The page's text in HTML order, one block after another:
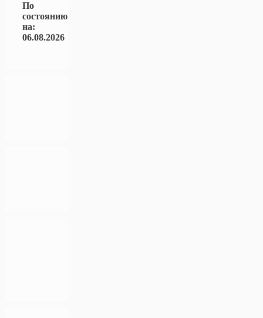
По
состоянию
на:
06.08.2026